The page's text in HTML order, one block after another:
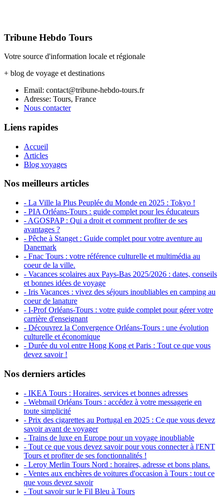
Tribune Hebdo Tours
Votre source d'information locale et régionale
+ blog de voyage et destinations
Email: contact@tribune-hebdo-tours.fr
Adresse: Tours, France
Nous contacter
Liens rapides
Accueil
Articles
Blog voyages
Nos meilleurs articles
- La Ville la Plus Peuplée du Monde en 2025 : Tokyo !
- PIA Orléans-Tours : guide complet pour les éducateurs
- AGOSPAP : Qui a droit et comment profiter de ses
avantages ?
- Pêche à Stanget : Guide complet pour votre aventure au
Danemark
- Fnac Tours : votre référence culturelle et multimédia au
coeur de la ville.
- Vacances scolaires aux Pays-Bas 2025/2026 : dates, conseils
et bonnes idées de voyage
- Iris Vacances : vivez des séjours inoubliables en camping au
coeur de lanature
- I-Prof Orléans-Tours : votre guide complet pour gérer votre
carrière d'enseignant
- Découvrez la Convergence Orléans-Tours : une évolution
culturelle et économique
- Durée du vol entre Hong Kong et Paris : Tout ce que vous
devez savoir !
Nos derniers articles
- IKEA Tours : Horaires, services et bonnes adresses
- Webmail Orléans Tours : accédez à votre messagerie en
toute simplicité
- Prix des cigarettes au Portugal en 2025 : Ce que vous devez
savoir avant de voyager
- Trains de luxe en Europe pour un voyage inoubliable
- Tout ce que vous devez savoir pour vous connecter à l'ENT
Tours et profiter de ses fonctionnalités !
- Leroy Merlin Tours Nord : horaires, adresse et bons plans.
- Ventes aux enchères de voitures d'occasion à Tours : tout ce
que vous devez savoir
- Tout savoir sur le Fil Bleu à Tours